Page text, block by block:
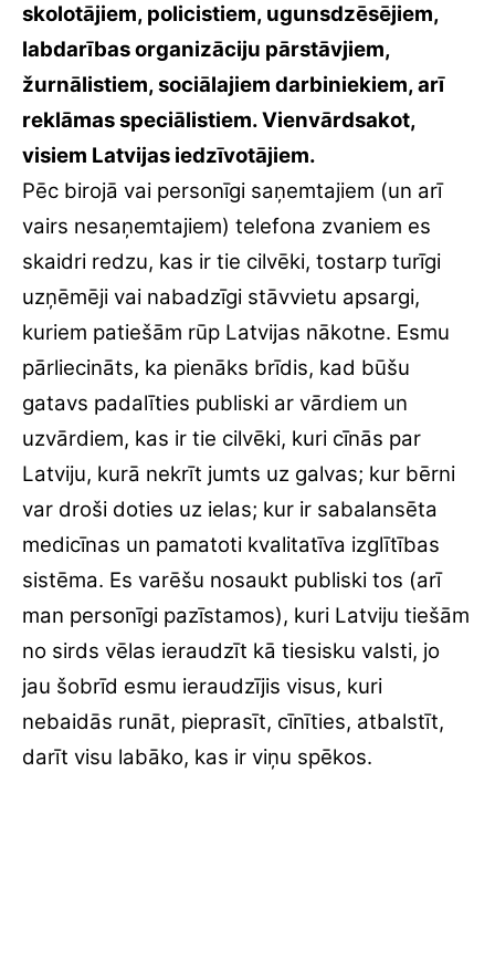
skolotājiem, policistiem, ugunsdzēsējiem,
labdarības organizāciju pārstāvjiem,
žurnālistiem, sociālajiem darbiniekiem, arī
reklāmas speciālistiem. Vienvārdsakot,
visiem Latvijas iedzīvotājiem.
Pēc birojā vai personīgi saņemtajiem (un arī
vairs nesaņemtajiem) telefona zvaniem es
skaidri redzu, kas ir tie cilvēki, tostarp turīgi
uzņēmēji vai nabadzīgi stāvvietu apsargi,
kuriem patiešām rūp Latvijas nākotne. Esmu
pārliecināts, ka pienāks brīdis, kad būšu
gatavs padalīties publiski ar vārdiem un
uzvārdiem, kas ir tie cilvēki, kuri cīnās par
Latviju, kurā nekrīt jumts uz galvas; kur bērni
var droši doties uz ielas; kur ir sabalansēta
medicīnas un pamatoti kvalitatīva izglītības
sistēma. Es varēšu nosaukt publiski tos (arī
man personīgi pazīstamos), kuri Latviju tiešām
no sirds vēlas ieraudzīt kā tiesisku valsti, jo
jau šobrīd esmu ieraudzījis visus, kuri
nebaidās runāt, pieprasīt, cīnīties, atbalstīt,
darīt visu labāko, kas ir viņu spēkos.